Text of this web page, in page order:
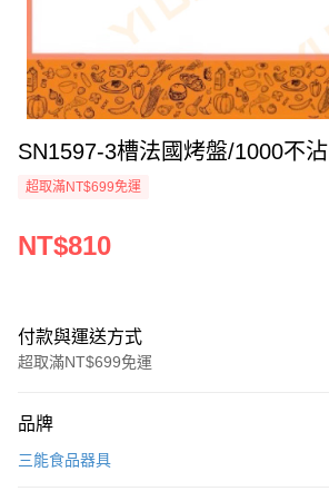
SN1597-3槽法國烤盤/1000不沾
超取滿NT$699免運
NT$810
付款與運送方式
超取滿NT$699免運
信用卡一次付款
品牌
三能食品器具